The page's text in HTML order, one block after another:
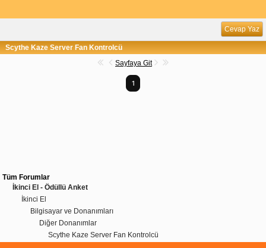
Cevap Yaz
Scythe Kaze Server Fan Kontrolcü
Sayfaya Git
1
Tüm Forumlar
İkinci El - Ödüllü Anket
İkinci El
Bilgisayar ve Donanımları
Diğer Donanımlar
Scythe Kaze Server Fan Kontrolcü